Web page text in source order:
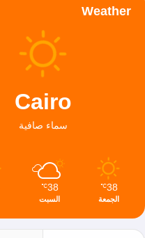
Weather
Cairo
سماء صافية
38
℃
الجمعة
38
℃
السبت